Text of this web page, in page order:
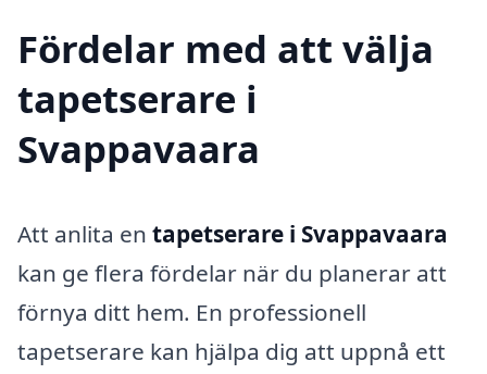
Fördelar med att välja
tapetserare i
Svappavaara
Att anlita en tapetserare i Svappavaara
kan ge flera fördelar när du planerar att
förnya ditt hem. En professionell
tapetserare kan hjälpa dig att uppnå ett